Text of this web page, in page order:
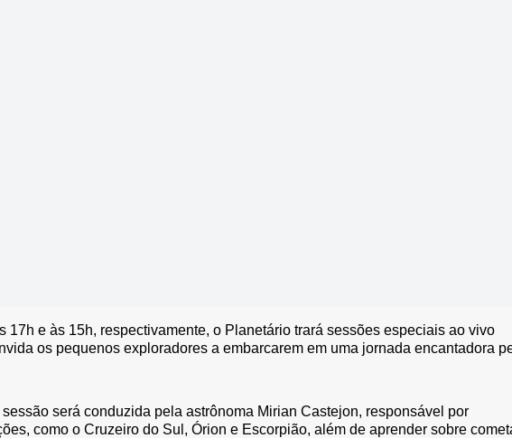
17h e às 15h, respectivamente, o Planetário trará sessões especiais ao vivo
os pequenos exploradores a embarcarem em uma jornada encantadora
será conduzida pela astrônoma Mirian Castejon, responsável por
como o Cruzeiro do Sul, Órion e Escorpião, além de aprender sobre